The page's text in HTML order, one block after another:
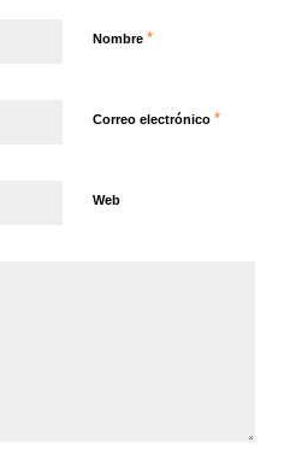
Nombre *
Correo electrónico *
Web